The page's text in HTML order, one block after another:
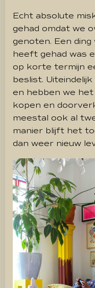
Echt absolute
gehad omdat we
genoten. Een
heeft gehad was
op korte termijn
beslist.
en hebben we
kopen en
meestal ook al
manier blijft het
dan weer nieuw